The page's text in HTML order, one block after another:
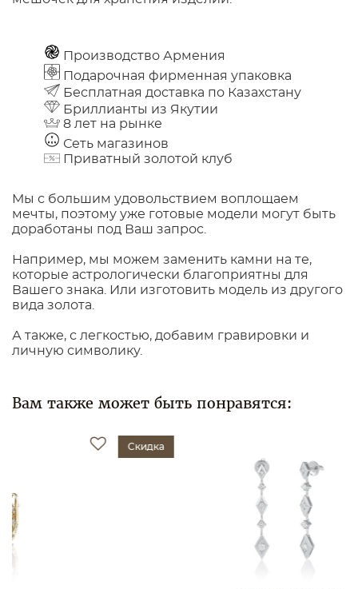
Производство Армения
Подарочная фирменная упаковка
Бесплатная доставка по Казахстану
Бриллианты из Якутии
8 лет на рынке
Сеть магазинов
Приватный золотой клуб
Мы с большим удовольствием воплощаем
мечты, поэтому уже готовые модели могут быть
доработаны под Ваш запрос.
Например, мы можем заменить камни на те,
которые астрологически благоприятны для
Вашего знака. Или изготовить модель из другого
вида золота.
А также, с легкостью, добавим гравировки и
личную символику.
Вам также может быть понравятся: